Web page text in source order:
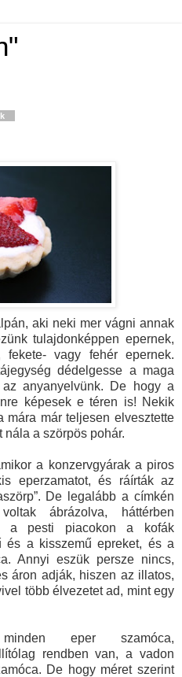
aki neki mer vágni annak
tulajdonképpen epernek,
fekete- vagy fehér epernek.
dédelgesse a maga
anyanyelvünk. De hogy a
képesek e téren is! Nekik
mára már teljesen elvesztette
nála a szörpös pohár.
a konzervgyárak a piros
eperzamatot, és ráírták az
De legalább a címkén
ábrázolva, háttérben
a pesti piacokon a kofák
és a kisszemű epreket, és a
Annyi eszük persze nincs,
áron adják, hiszen az illatos,
több élvezetet ad, mint egy
eper szamóca,
rendben van, a vadon
De hogy méret szerint